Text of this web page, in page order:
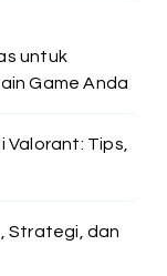
untuk
Game Anda
Tips,
Strategi, dan